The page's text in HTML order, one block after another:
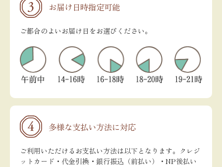
お届け日時指定可能
ご都合のよいお届け日をお選びください。
多様な支払い方法に対応
ご利用いただけるお支払い方法は以下となります。クレジ
ットカード・代金引換・銀行振込（前払い）・NP後払い